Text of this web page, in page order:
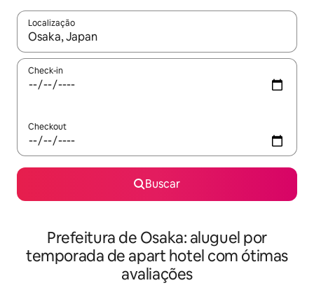
Localização
Quando os resultados estiverem disponíveis, explore-os
Check-in
Checkout
Buscar
Prefeitura de Osaka: aluguel por
temporada de apart hotel com ótimas
avaliações